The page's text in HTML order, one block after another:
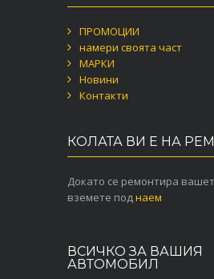
ПРОМОЦИИ
намери своята част
МАРКИ
Новини
Контакти
КОЛАТА ВИ Е НА
Докато се ремонтира
вземете поднаем
ВСИЧКО ЗА ВАШИЯ
АВТОМОБИЛ